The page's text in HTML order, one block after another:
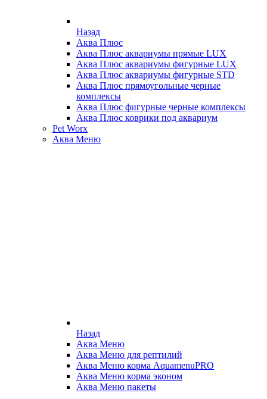
Назад
Аква Плюс
Аква Плюс аквариумы прямые LUX
Аква Плюс аквариумы фигурные LUX
Аква Плюс аквариумы фигурные STD
Аква Плюс прямоугольные черные
комплексы
Аква Плюс фигурные черные комплексы
Аква Плюс коврики под аквариум
Pet Worx
Аква Меню
Назад
Аква Меню
Аква Меню для рептилий
Аква Меню корма AquamenuPRO
Аква Меню корма эконом
Аква Меню пакеты